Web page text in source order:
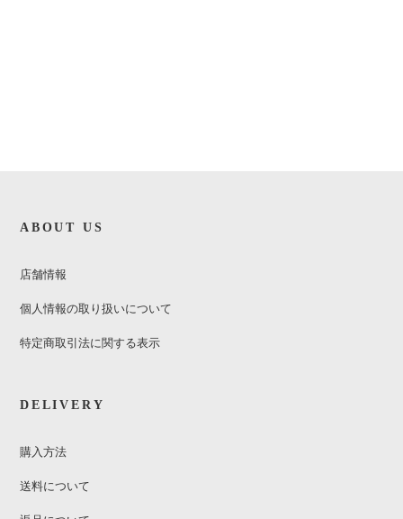
ABOUT US
店舗情報
個人情報の取り扱いについて
特定商取引法に関する表示
DELIVERY
購入方法
送料について